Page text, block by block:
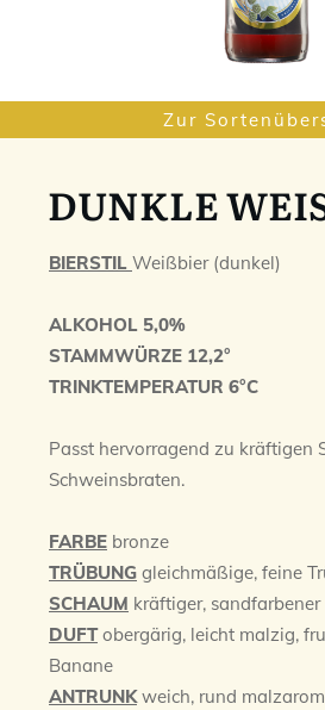
Zur
DUNKLE
BIERSTIL Weißbier (dunkel)
ALKOHOL 5,0%
STAMMWÜRZE 12,2°
TRINKTEMPERATUR 6°C
Passt hervorragend zu kräftigen
Schweinsbraten.
FARBE bronze
TRÜBUNG gleichmäßige, feine
SCHAUM kräftiger, sandfarbener
DUFTobergärig, leicht malzig,
Banane
ANTRUNKweich, rund